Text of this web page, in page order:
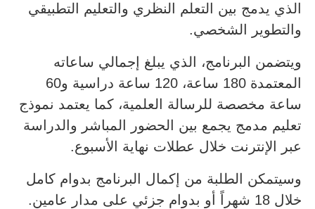
الذي يدمج بين التعلم النظري والتعليم التطبيقي
والتطوير الشخصي.
ويتضمن البرنامج، الذي يبلغ إجمالي ساعاته
المعتمدة 180 ساعة، 120 ساعة دراسية و60
ساعة مخصصة للرسالة العلمية، كما يعتمد نموذج
تعليم مدمج يجمع بين الحضور المباشر والدراسة
عبر الإنترنت خلال عطلات نهاية الأسبوع.
وسيتمكن الطلبة من إكمال البرنامج بدوام كامل
خلال 18 شهراً أو بدوام جزئي على مدار عامين.